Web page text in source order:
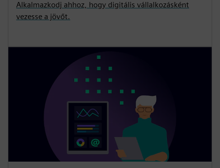
Alkalmazkodj ahhoz, hogy digitális vállalkozásként
vezesse a jövőt.